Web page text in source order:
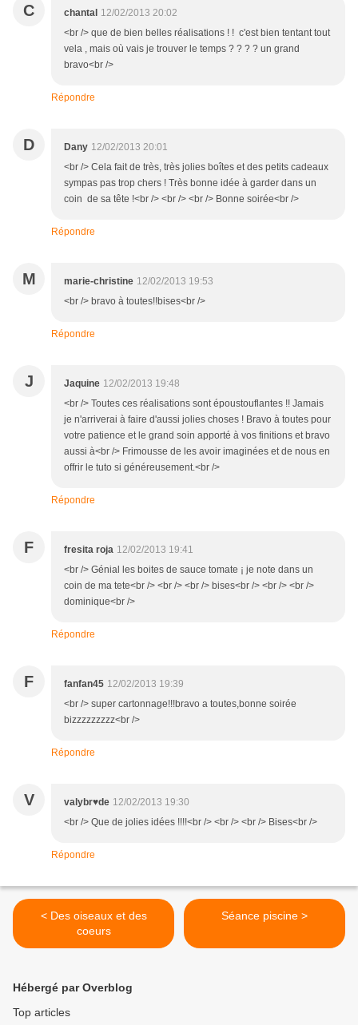
C chantal 12/02/2013 20:02
<br /> que de bien belles réalisations ! ! c'est bien tentant tout
vela , mais où vais je trouver le temps ? ? ? ? un grand
bravo<br />
Répondre
D Dany 12/02/2013 20:01
<br /> Cela fait de très, très jolies boîtes et des petits cadeaux
sympas pas trop chers ! Très bonne idée à garder dans un
coin de sa tête !<br /> <br /> <br /> Bonne soirée<br />
Répondre
M marie-christine 12/02/2013 19:53
<br /> bravo à toutes!!bises<br />
Répondre
J Jaquine 12/02/2013 19:48
<br /> Toutes ces réalisations sont époustouflantes !! Jamais
je n'arriverai à faire d'aussi jolies choses ! Bravo à toutes pour
votre patience et le grand soin apporté à vos finitions et bravo
aussi à<br /> Frimousse de les avoir imaginées et de nous en
offrir le tuto si généreusement.<br />
Répondre
F fresita roja 12/02/2013 19:41
<br /> Génial les boites de sauce tomate ¡ je note dans un
coin de ma tete<br /> <br /> <br /> bises<br /> <br /> <br />
dominique<br />
Répondre
F fanfan45 12/02/2013 19:39
<br /> super cartonnage!!!bravo a toutes,bonne soirée
bizzzzzzzzz<br />
Répondre
V valybr♥de 12/02/2013 19:30
<br /> Que de jolies idées !!!!<br /> <br /> <br /> Bises<br />
Répondre
< Des oiseaux et des
coeurs
Séance piscine >
Hébergé par Overblog
Top articles